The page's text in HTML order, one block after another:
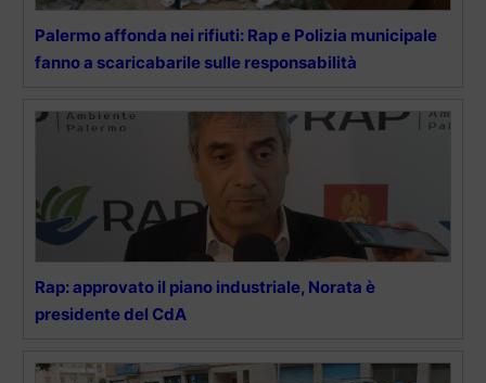
Palermo affonda nei rifiuti: Rap e Polizia municipale
fanno a scaricabarile sulle responsabilità
Rap: approvato il piano industriale, Norata è
presidente del CdA